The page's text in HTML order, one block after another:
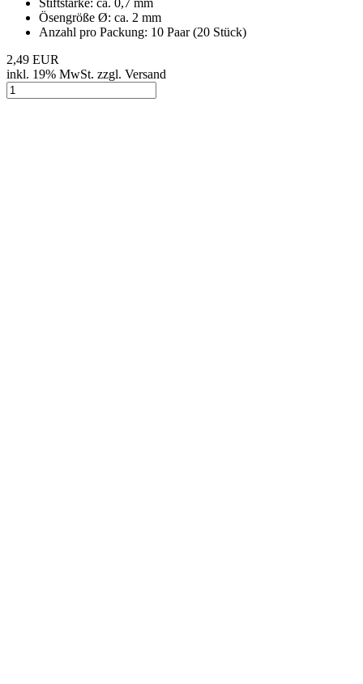
Stiftstärke: ca. 0,7 mm
Ösengröße Ø: ca. 2 mm
Anzahl pro Packung: 10 Paar (20 Stück)
2,49 EUR
inkl. 19% MwSt. zzgl. Versand